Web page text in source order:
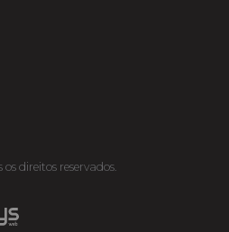
direitos reservados.